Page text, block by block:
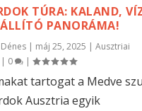
TÚRA: KALAND,
PANORÁMA!
| máj 25, 2025 |Ausztriai
| 0 |
tartogat a Medve
Ausztria egyik